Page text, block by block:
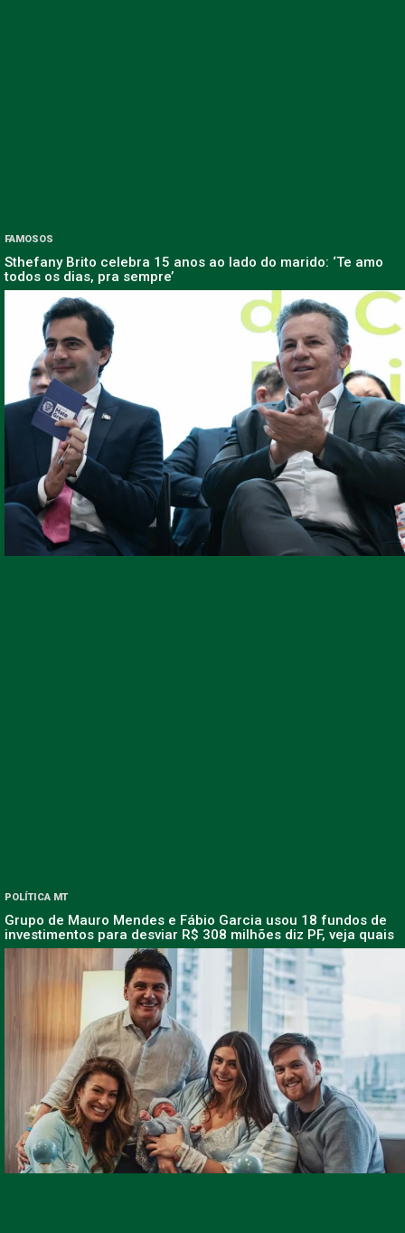
FAMOSOS
Sthefany Brito celebra 15 anos ao lado do marido: ‘Te amo
todos os dias, pra sempre’
POLÍTICA MT
Grupo de Mauro Mendes e Fábio Garcia usou 18 fundos de
investimentos para desviar R$ 308 milhões diz PF, veja quais